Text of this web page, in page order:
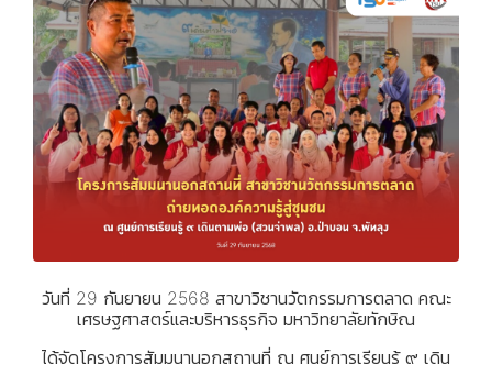
วันที่ 29 กันยายน 2568 สาขาวิชานวัตกรรมการตลาด คณะ
เศรษฐศาสตร์และบริหารธุรกิจ มหาวิทยาลัยทักษิณ
ได้จัดโครงการสัมมนานอกสถานที่ ณ ศูนย์การเรียนรู้ ๙ เดิน